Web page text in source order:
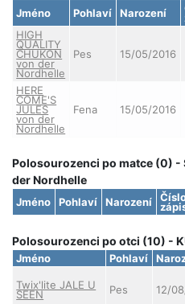
Jméno Pohlaví Narození
HIGH
QUALITY
CHUKON
von der
Nordhelle
Pes 15/05/2016
HERE
COME'S
JULES
von der
Nordhelle
Fena 15/05/2016
Polosourozenci po matce (0) -
der Nordhelle
Jméno Pohlaví Narození
Polosourozenci po otci (10) -
Jméno Pohlaví
Twix'lite JALE U
SEEN Pes 12/